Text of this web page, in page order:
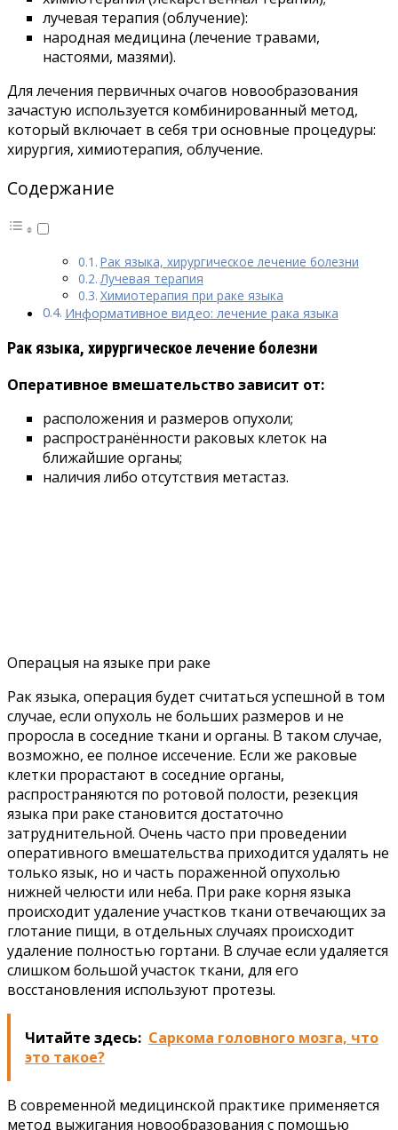
лучевая терапия (облучение):
народная медицина (лечение травами,
настоями, мазями).
Для лечения первичных очагов новообразования
зачастую используется комбинированный метод,
который включает в себя три основные процедуры:
хирургия, химиотерапия, облучение.
Содержание
Рак языка, хирургическое лечение болезни
Лучевая терапия
Химиотерапия при раке языка
Информативное видео: лечение рака языка
Рак языка, хирургическое лечение болезни
Оперативное вмешательство зависит от:
расположения и размеров опухоли;
распространённости раковых клеток на
ближайшие органы;
наличия либо отсутствия метастаз.
Операцыя на языке при раке
Рак языка, операция будет считаться успешной в том
случае, если опухоль не больших размеров и не
проросла в соседние ткани и органы. В таком случае,
возможно, ее полное иссечение. Если же раковые
клетки прорастают в соседние органы,
распространяются по ротовой полости, резекция
языка при раке становится достаточно
затруднительной. Очень часто при проведении
оперативного вмешательства приходится удалять не
только язык, но и часть пораженной опухолью
нижней челюсти или неба. При раке корня языка
происходит удаление участков ткани отвечающих за
глотание пищи, в отдельных случаях происходит
удаление полностью гортани. В случае если удаляется
слишком большой участок ткани, для его
восстановления используют протезы.
Читайте здесь: Саркома головного мозга, что
это такое?
В современной медицинской практике применяется
метод выжигания новообразования с помощью